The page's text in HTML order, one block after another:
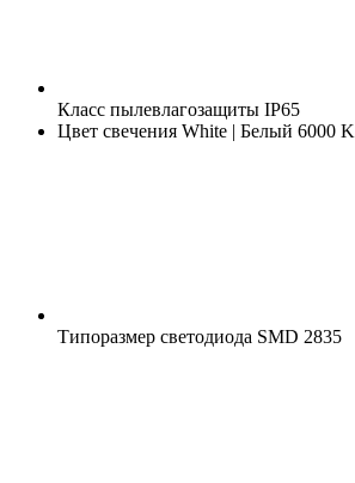
Класс пылевлагозащиты IP65
Цвет свечения White | Белый 6000 K
Типоразмер светодиода SMD 2835